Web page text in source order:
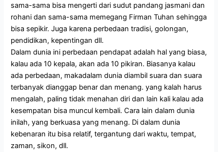
sama-sama bisa mengerti dari sudut pandang jasmani dan
rohani dan sama-sama memegang Firman Tuhan sehingga
bisa sepikir. Juga karena perbedaan tradisi, golongan,
pendidikan, kepentingan dll.
Dalam dunia ini perbedaan pendapat adalah hal yang biasa,
kalau ada 10 kepala, akan ada 10 pikiran. Biasanya kalau
ada perbedaan, makadalam dunia diambil suara dan suara
terbanyak dianggap benar dan menang. yang kalah harus
mengalah, paling tidak menahan diri dan lain kali kalau ada
kesempatan bisa muncul kembali. Cara lain dalam dunia
inilah, yang berkuasa yang menang. Di dalam dunia
kebenaran itu bisa relatif, tergantung dari waktu, tempat,
zaman, sikon, dll.